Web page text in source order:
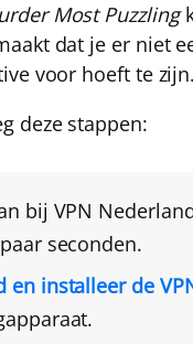
Most Puzzling
dat je er niet
voor hoeft te zijn.
deze stappen:
bij VPN
seconden.
en installeer de